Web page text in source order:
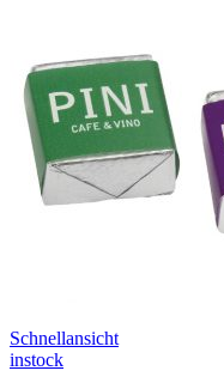
Schnellansicht
instock